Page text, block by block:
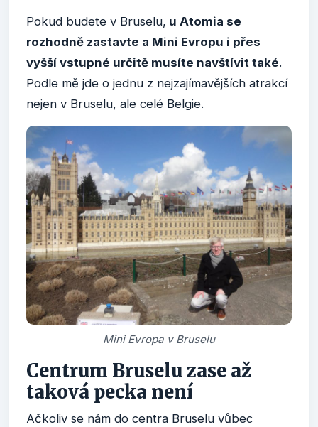
Pokud budete v Bruselu, u Atomia se
rozhodně zastavte a Mini Evropu i přes
vyšší vstupné určitě musíte navštívit také.
Podle mě jde o jednu z nejzajímavějších atrakcí
nejen v Bruselu, ale celé Belgie.
Mini Evropa v Bruselu
Centrum Bruselu zase až
taková pecka není
Ačkoliv se nám do centra Bruselu vůbec